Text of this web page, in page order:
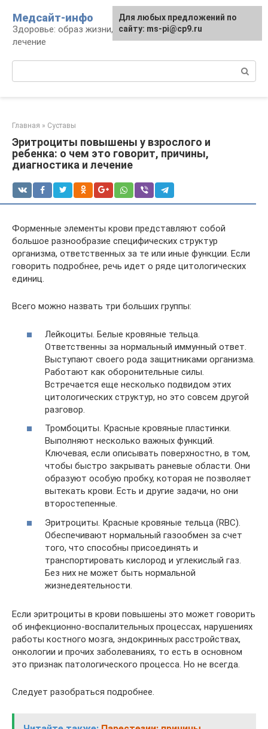
контенту
Медсайт-инфо
Здоровье: образ жизни, профилактика и
лечение
Главная » Суставы
Эритроциты повышены у взрослого и
ребенка: о чем это говорит, причины,
диагностика и лечение
Форменные элементы крови представляют собой
большое разнообразие специфических структур
организма, ответственных за те или иные функции. Если
говорить подробнее, речь идет о ряде цитологических
единиц.
Всего можно назвать три больших группы:
Лейкоциты. Белые кровяные тельца.
Ответственны за нормальный иммунный ответ.
Выступают своего рода защитниками организма.
Работают как оборонительные силы.
Встречается еще несколько подвидом этих
цитологических структур, но это совсем другой
разговор.
Тромбоциты. Красные кровяные пластинки.
Выполняют несколько важных функций.
Ключевая, если описывать поверхностно, в том,
чтобы быстро закрывать раневые области. Они
образуют особую пробку, которая не позволяет
вытекать крови. Есть и другие задачи, но они
второстепенные.
Эритроциты. Красные кровяные тельца (RBC).
Обеспечивают нормальный газообмен за счет
того, что способны присоединять и
транспортировать кислород и углекислый газ.
Без них не может быть нормальной
жизнедеятельности.
Если эритроциты в крови повышены это может говорить
об инфекционно-воспалительных процессах, нарушениях
работы костного мозга, эндокринных расстройствах,
онкологии и прочих заболеваниях, то есть в основном
это признак патологического процесса. Но не всегда.
Следует разобраться подробнее.
Для любых предложений по
сайту: ms-pi@cp9.ru